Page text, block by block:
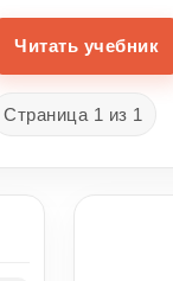
Читать учебник
Страница 1 из 1